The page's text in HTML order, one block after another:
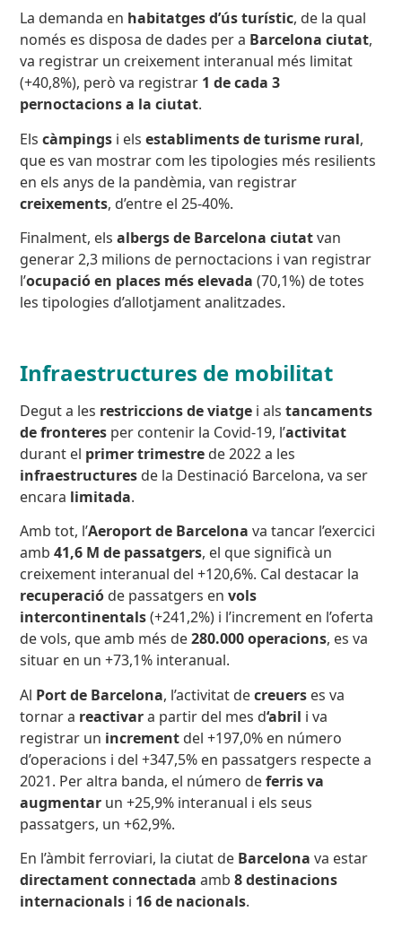
La demanda en habitatges d’ús turístic, de la qual
només es disposa de dades per a Barcelona ciutat,
va registrar un creixement interanual més limitat
(+40,8%), però va registrar 1 de cada 3
pernoctacions a la ciutat.
Elscàmpings i elsestabliments deturisme rural,
que es van mostrar com les tipologies més resilients
en els anys de la pandèmia, van registrar
creixements, d’entre el 25-40%.
Finalment, elsalbergs de Barcelona ciutatvan
generar 2,3 milions de pernoctacions i van registrar
l’ocupació en places més elevada(70,1%) de totes
les tipologies d’allotjament analitzades.
Infraestructures de mobilitat
Degut a les restriccions de viatge i alstancaments
de fronteres per contenir la Covid-19, l’activitat
durant el primer trimestre de 2022 a les
infraestructures de la Destinació Barcelona, va ser
encara limitada.
Amb tot, l’Aeroport de Barcelonava tancar l’exercici
amb41,6 M de passatgers, el que significà un
creixement interanual del +120,6%. Cal destacar la
recuperació de passatgers envols
intercontinentals(+241,2%) i l’increment en l’oferta
de vols, que amb més de280.000 operacions, es va
situar en un +73,1% interanual.
Al Port de Barcelona, l’activitat decreuers es va
tornar a reactivara partir del mes d‘abril i va
registrar un increment del +197,0% en número
d’operacions i del +347,5% en passatgers respecte a
2021. Per altra banda, el número deferris va
augmentar un +25,9% interanual i els seus
passatgers, un +62,9%.
En l’àmbit ferroviari, la ciutat de Barcelonava estar
directament connectada amb8 destinacions
internacionals i 16 de nacionals.